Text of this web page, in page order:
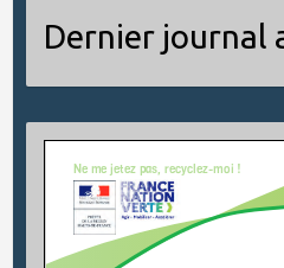
Dernier journal